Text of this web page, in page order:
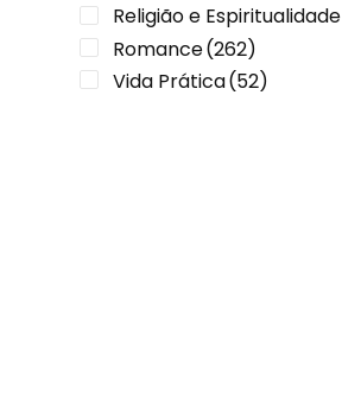
Religião e Espiritualidade
Romance(262)
Vida Prática(52)